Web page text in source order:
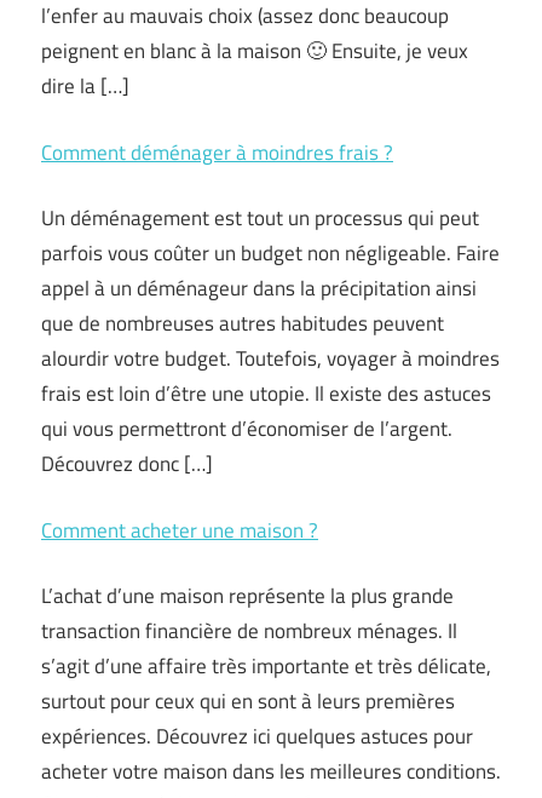
l’enfer au mauvais choix (assez donc beaucoup
peignent en blanc à la maison 🙂 Ensuite, je veux
dire la […]
Comment déménager à moindres frais ?
Un déménagement est tout un processus qui peut
parfois vous coûter un budget non négligeable. Faire
appel à un déménageur dans la précipitation ainsi
que de nombreuses autres habitudes peuvent
alourdir votre budget. Toutefois, voyager à moindres
frais est loin d’être une utopie. Il existe des astuces
qui vous permettront d’économiser de l’argent.
Découvrez donc […]
Comment acheter une maison ?
L’achat d’une maison représente la plus grande
transaction financière de nombreux ménages. Il
s’agit d’une affaire très importante et très délicate,
surtout pour ceux qui en sont à leurs premières
expériences. Découvrez ici quelques astuces pour
acheter votre maison dans les meilleures conditions.